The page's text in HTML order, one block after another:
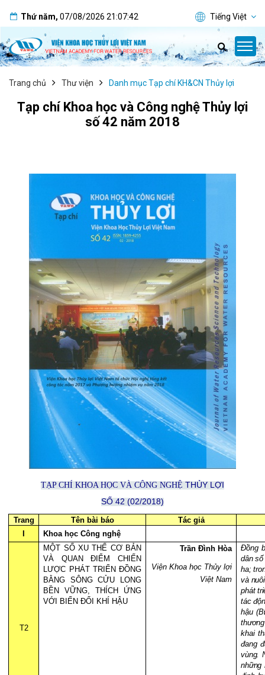
Thứ năm, 07/08/2026 21:07:43 Tiếng Việt
Trang chủ Thư viện Danh mục Tạp chí KH&CN Thủy lợi
Tạp chí Khoa học và Công nghệ Thủy lợi
số 42 năm 2018
TẠP CHÍ KHOA HỌC VÀ CÔNG NGHỆ THỦY LỢI
SỐ 42 (02/2018)
Trang Tên bài báo
Tác giả
I
Khoa học Công nghệ
T2
MỘT SỐ XU THẾ CƠ BẢN
VÀ QUAN ĐIỂM CHIẾN
LƯỢC PHÁT TRIỂN ĐỒNG
BẰNG SÔNG CỬU LONG
BỀN VỮNG, THÍCH ỨNG
VỚI BIẾN ĐỔI KHÍ HẬU
Trần Đình Hòa
Viện Khoa học Thủy lợi
Việt Nam
Đồng
dânsố
ha;
và
phát
tác
hậu
khai
đang
vùng.
những